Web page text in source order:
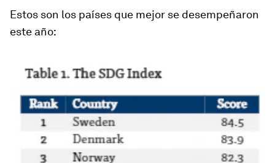
Estos son los países que mejor se desempeñaron
este año: